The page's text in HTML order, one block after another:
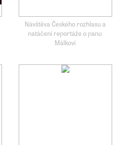
Návštěva Českého rozhlasu a
natáčení reportáže o panu
Málkovi